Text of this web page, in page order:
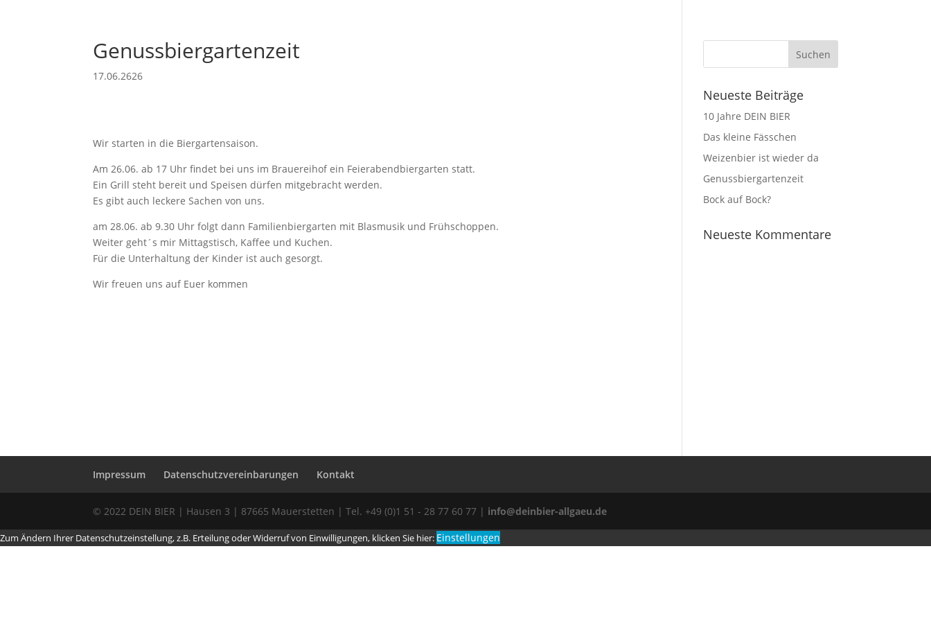
Home Unsere Biere Events & Service News
Genussbiergartenzeit
17.06.2626
Wir starten in die Biergartensaison.
Am 26.06. ab 17 Uhr findet bei uns im Brauereihof ein Feierabendbiergarten statt.
Ein Grill steht bereit und Speisen dürfen mitgebracht werden.
Es gibt auch leckere Sachen von uns.
am 28.06. ab 9.30 Uhr folgt dann Familienbiergarten mit Blasmusik und Frühschoppen.
Weiter geht´s mir Mittagstisch, Kaffee und Kuchen.
Für die Unterhaltung der Kinder ist auch gesorgt.
Wir freuen uns auf Euer kommen
Neueste Beiträge
10 Jahre DEIN BIER
Das kleine Fässchen
Weizenbier ist wieder da
Genussbiergartenzeit
Bock auf Bock?
Neueste Kommentare
Impressum Datenschutzvereinbarungen Kontakt
© 2022 DEIN BIER | Hausen 3 | 87665 Mauerstetten | Tel. +49 (0)1 51 - 28 77 60 77 | info@deinbier-allgaeu.de
Zum Ändern Ihrer Datenschutzeinstellung, z.B. Erteilung oder Widerruf von Einwilligungen, klicken Sie hier: Einstellungen